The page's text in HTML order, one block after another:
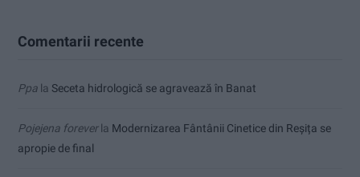
Comentarii recente
Ppa la Seceta hidrologică se agravează în Banat
Pojejena foreverla Modernizarea Fântânii Cinetice din Reșița se
apropie de final